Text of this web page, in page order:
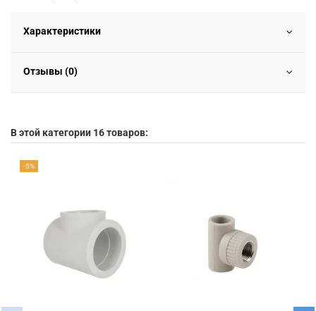
Характеристики
Отзывы (0)
В этой категории 16 товаров:
-5%